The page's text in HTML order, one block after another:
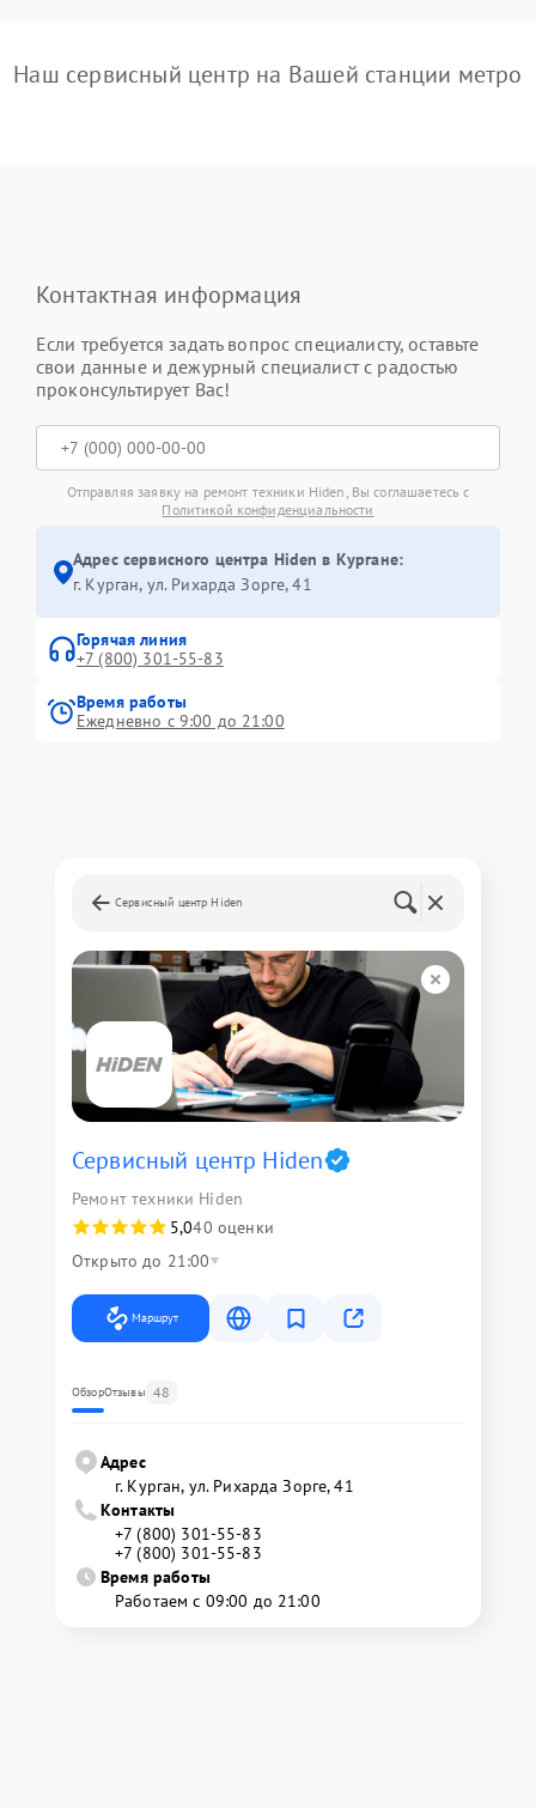
Наш сервисный центр на Вашей станции метро
Контактная информация
Если требуется задать вопрос специалисту, оставьте
свои данные и дежурный специалист с радостью
проконсультирует Вас!
Отправляя заявку на ремонт техники Hiden, Вы соглашаетесь с
Политикой конфиденциальности
Адрес сервисного центра Hiden в Кургане:
г. Курган, ул. Рихарда Зорге, 41
Горячая линия
+7 (800) 301-55-83
Время работы
Ежедневно с 9:00 до 21:00
Сервисный центр Hiden
Сервисный центр Hiden
Ремонт техники Hiden
5,040 оценки
Открыто до 21:00
Маршрут
ОбзорОтзывы 48
Адрес
г. Курган, ул. Рихарда Зорге, 41
Контакты
+7 (800) 301-55-83
+7 (800) 301-55-83
Время работы
Работаем с 09:00 до 21:00